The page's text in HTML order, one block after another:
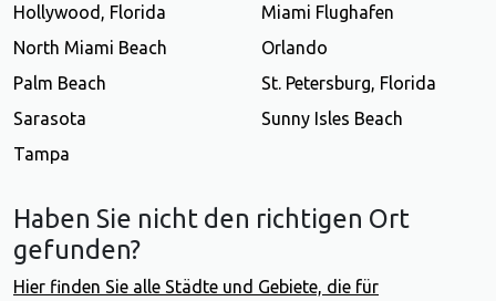
Hollywood, Florida
Miami Flughafen
North Miami Beach
Orlando
Palm Beach
St. Petersburg, Florida
Sarasota
Sunny Isles Beach
Tampa
Haben Sie nicht den richtigen Ort
gefunden?
Hier finden Sie alle Städte und Gebiete, die für